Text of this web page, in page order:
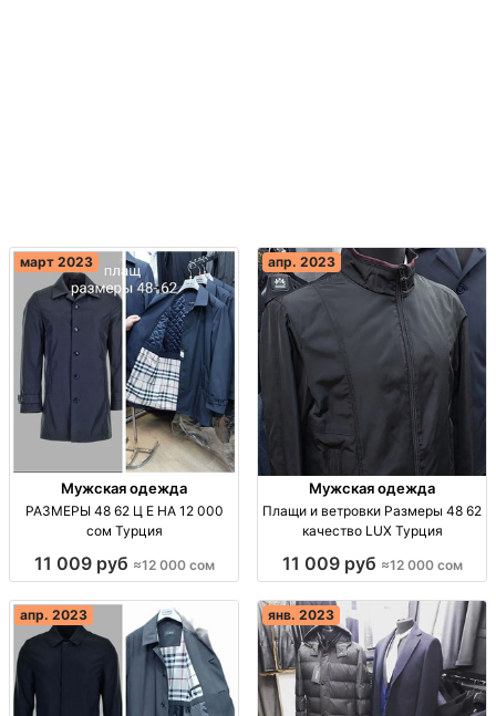
март 2023
Мужская одежда
РАЗМЕРЫ 48 62 Ц Е НА 12 000
сом Турция
11 009 руб ≈12 000 сом
апр. 2023
Мужская одежда
Плащи и ветровки Размеры 48 62
качество LUX Турция
11 009 руб ≈12 000 сом
апр. 2023 янв. 2023